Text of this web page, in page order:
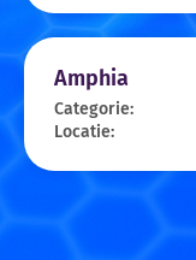
Amphia
Categorie:
Locatie: